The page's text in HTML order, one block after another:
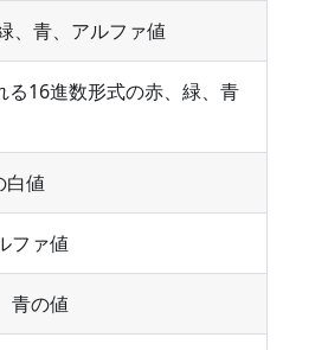
、青、アルファ値
る16進数形式の赤、緑、青
白値
ファ値
青の値